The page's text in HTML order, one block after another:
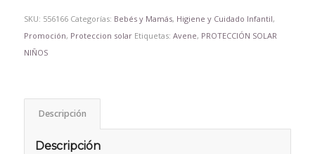
SKU: 556166 Categorías: Bebés y Mamás, Higiene y Cuidado Infantil,
Promoción, Proteccion solar Etiquetas: Avene, PROTECCIÓN SOLAR
NIÑOS
Descripción
Descripción